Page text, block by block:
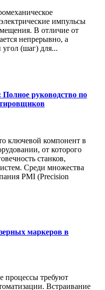
импульсы
В отличие от
непрерывно, а
(шаг) для...
руководство по
компонент в
от которого
станков,
Среди множества
PMI (Precision
маркеров в
процессы требуют
Встраивание